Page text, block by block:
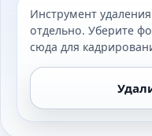
Инструмент
отдельно. Уберите
сюда для